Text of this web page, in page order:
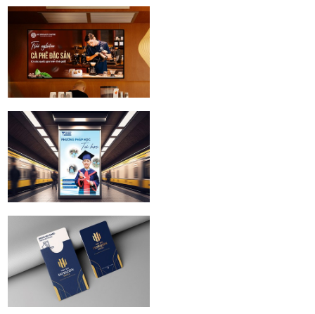
Vận tải Xăng dầu
Phương Nam |
Logo Design
ICC Coffee Center
| Brand identity
Design
Giáo dục thực
nghiệm Victory |
Branding